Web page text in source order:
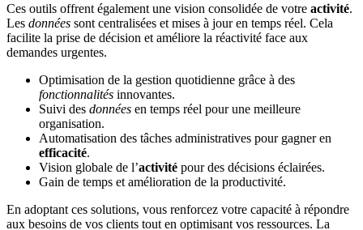
Ces outils offrent également une vision consolidée de votre activité.
Les données sont centralisées et mises à jour en temps réel. Cela
facilite la prise de décision et améliore la réactivité face aux
demandes urgentes.
Optimisation de la gestion quotidienne grâce à des
fonctionnalités innovantes.
Suivi des données en temps réel pour une meilleure
organisation.
Automatisation des tâches administratives pour gagner en
efficacité.
Vision globale de l’activité pour des décisions éclairées.
Gain de temps et amélioration de la productivité.
En adoptant ces solutions, vous renforcez votre capacité à répondre
aux besoins de vos clients tout en optimisant vos ressources. La